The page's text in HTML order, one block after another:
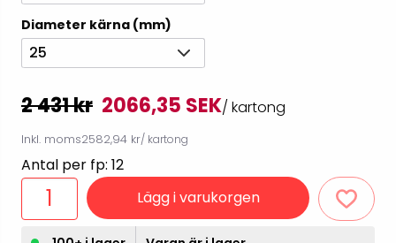
Diameter kärna (mm)
25
2 431 kr 2066,35 SEK/ kartong
Inkl. moms2582,94 kr/ kartong
Antal per fp: 12
Lägg i varukorgen